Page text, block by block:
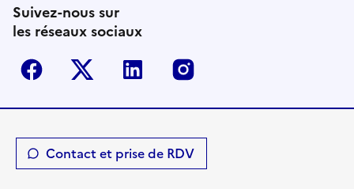
Suivez-nous sur
les réseaux sociaux
Facebook Twitter-X Linkedin
Contact et prise de RDV